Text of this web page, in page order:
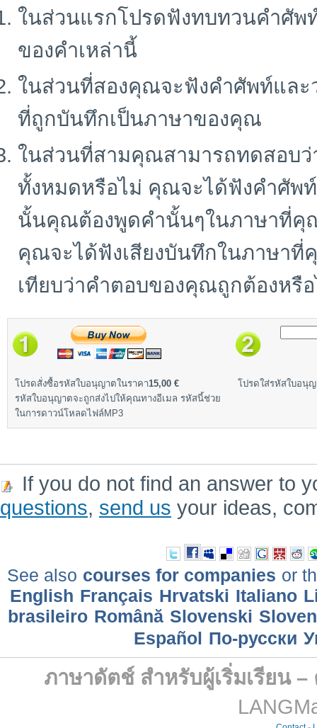
ในส่วนแรกโปรดฟังทบทวนคำศัพ
ของคำเหล่านี้
ในส่วนที่สองคุณจะฟังคำศัพท์และ
ที่ถูกบันทึกเป็นภาษาของคุณ
ในส่วนที่สามคุณสามารถทดสอบ
ทั้งหมดหรือไม่ คุณจะได้ฟังคำศัพ
นั้นคุณต้องพูดคำนั้นๆในภาษาที่คุ
คุณจะได้ฟังเสียงบันทึกในภาษา
เทียบว่าคำตอบของคุณถูกต้องหรื
โปรดสั่งซื้อรหัสใบอนุญาตในราคา15,00 €
รหัสใบอนุญาตจะถูกส่งไปให้คุณทางอีเมล รหัสนี้ช่วย
ในการดาวน์โหลดไฟล์MP3
โปรดใส่รหัสใบอนุ
If you do not find an answer to
questions, send us your ideas,
See also courses for companies or
English Français Hrvatski Italiano
brasileiro Română Slovenski
Еspañol По-русски
ภาษาดัตช์ สำหรับผู้เริ่มเรียน